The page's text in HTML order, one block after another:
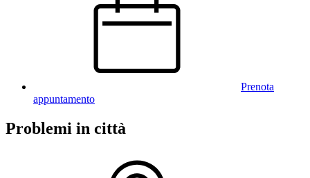
Prenota
appuntamento
Problemi in città